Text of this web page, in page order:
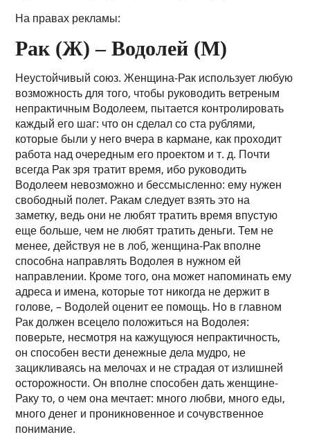
На правах рекламы:
Рак (Ж) – Водолей (М)
Неустойчивый союз. Женщина-Рак использует любую
возможность для того, чтобы руководить ветреным
непрактичным Водолеем, пытается контролировать
каждый его шаг: что он сделал со ста рублями,
которые были у него вчера в кармане, как проходит
работа над очередным его проектом и т. д. Почти
всегда Рак зря тратит время, ибо руководить
Водолеем невозможно и бессмысленно: ему нужен
свободный полет. Ракам следует взять это на
заметку, ведь они не любят тратить время впустую
еще больше, чем не любят тратить деньги. Тем не
менее, действуя не в лоб, женщина-Рак вполне
способна направлять Водолея в нужном ей
направлении. Кроме того, она может напоминать ему
адреса и имена, которые тот никогда не держит в
голове, – Водолей оценит ее помощь. Но в главном
Рак должен всецело положиться на Водолея:
поверьте, несмотря на кажущуюся непрактичность,
он способен вести денежные дела мудро, не
зацикливаясь на мелочах и не страдая от излишней
осторожности. Он вполне способен дать женщине-
Раку то, о чем она мечтает: много любви, много еды,
много денег и проникновенное и сочувственное
понимание.